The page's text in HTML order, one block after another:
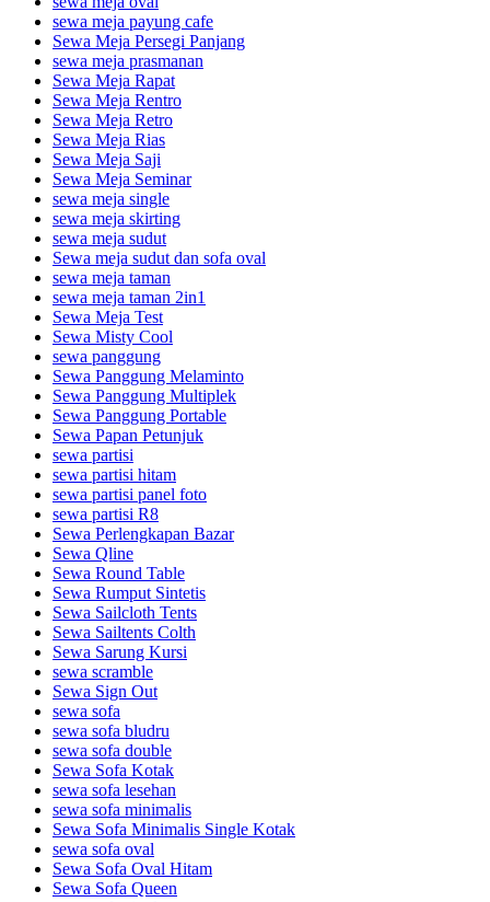
sewa meja payung cafe
Sewa Meja Persegi Panjang
sewa meja prasmanan
Sewa Meja Rapat
Sewa Meja Rentro
Sewa Meja Retro
Sewa Meja Rias
Sewa Meja Saji
Sewa Meja Seminar
sewa meja single
sewa meja skirting
sewa meja sudut
Sewa meja sudut dan sofa oval
sewa meja taman
sewa meja taman 2in1
Sewa Meja Test
Sewa Misty Cool
sewa panggung
Sewa Panggung Melaminto
Sewa Panggung Multiplek
Sewa Panggung Portable
Sewa Papan Petunjuk
sewa partisi
sewa partisi hitam
sewa partisi panel foto
sewa partisi R8
Sewa Perlengkapan Bazar
Sewa Qline
Sewa Round Table
Sewa Rumput Sintetis
Sewa Sailcloth Tents
Sewa Sailtents Colth
Sewa Sarung Kursi
sewa scramble
Sewa Sign Out
sewa sofa
sewa sofa bludru
sewa sofa double
Sewa Sofa Kotak
sewa sofa lesehan
sewa sofa minimalis
Sewa Sofa Minimalis Single Kotak
sewa sofa oval
Sewa Sofa Oval Hitam
Sewa Sofa Queen